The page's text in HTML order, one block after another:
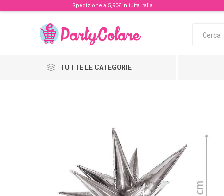
Spedizione a 5,90€ in tutta Italia
TUTTE LE CATEGORIE